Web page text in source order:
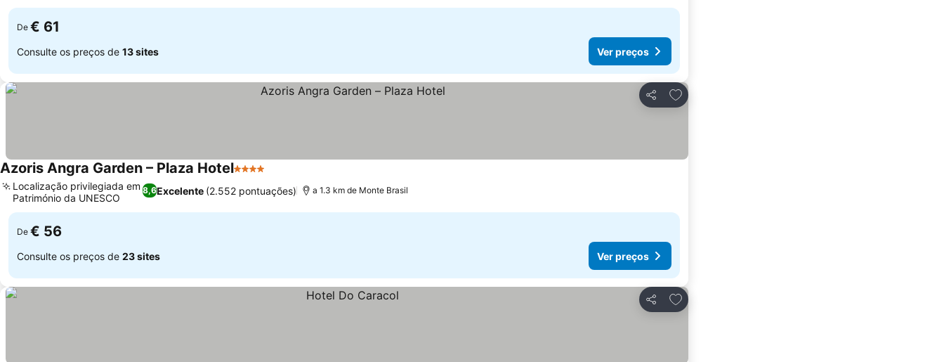
De € 61
Consulte os preços de 13 sites Ver preços
Partilhar
Adicionar aos favoritos
Azoris Angra Garden – Plaza Hotel4 Estrelas
8,6Excelente (2.552 pontuações)
Localização privilegiada em
Património da UNESCO
a 1.3 km de Monte Brasil
De € 56
Consulte os preços de 23 sites Ver preços
Partilhar
Adicionar aos favoritos